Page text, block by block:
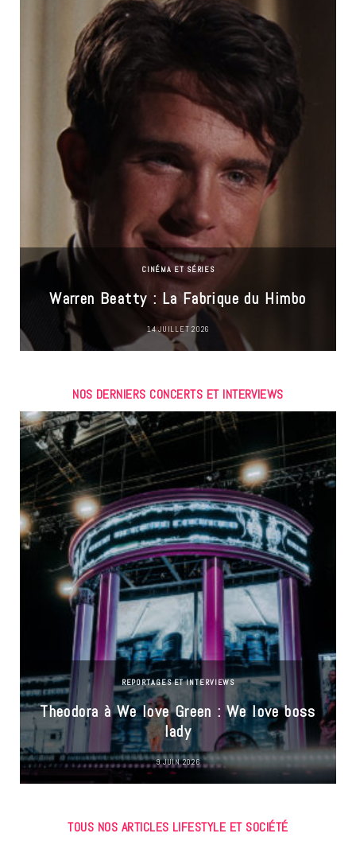
CINÉMA ET SÉRIES
Warren Beatty : La Fabrique du Himbo
14 JUILLET 2026
NOS DERNIERS CONCERTS ET INTERVIEWS
REPORTAGES ET INTERVIEWS
Theodora à We love Green : We love boss
lady
9 JUIN 2026
TOUS NOS ARTICLES LIFESTYLE ET SOCIÉTÉ